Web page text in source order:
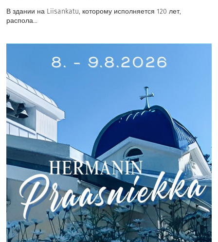
В здании на Liisankatu, которому исполняется 120 лет,
распола...